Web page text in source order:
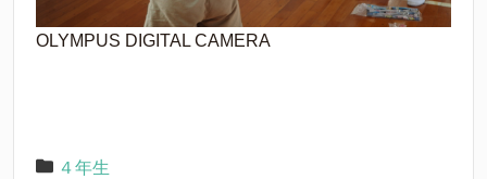
OLYMPUS DIGITAL CAMERA
４年生